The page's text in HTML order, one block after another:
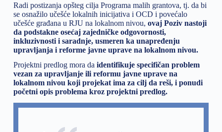
Radi postizanja opšteg cilja Programa malih grantova, tj. da bi
se osnažilo učešće lokalnih inicijativa i OCD i povećalo
učešće građana u RJU na lokalnom nivou, ovaj Poziv nastoji
da podstakne osećaj zajedničke odgovornosti,
inkluzivnosti i saradnje, usmeren ka unapređenju
upravljanja i reforme javne uprave na lokalnom nivou.
Projektni predlog mora da identifikuje specifičan problem
vezan za upravljanje ili reformu javne uprave na
lokalnom nivou koji projekat ima za cilj da reši, i ponudi
početni opis problema kroz projektni predlog.